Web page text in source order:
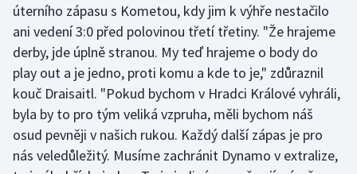
Plavání
Plážový volejbal
Ragby
Rychlobruslení
Rychlostní kanoistika
úterního zápasu s Kometou, kdy jim k výhře nestačilo
ani vedení 3:0 před polovinou třetí třetiny. "Že hrajeme
derby, jde úplně stranou. My teď hrajeme o body do
play out a je jedno, proti komu a kde to je," zdůraznil
kouč Draisaitl. "Pokud bychom v Hradci Králové vyhráli,
byla by to pro tým veliká vzpruha, měli bychom náš
osud pevněji v našich rukou. Každý další zápas je pro
nás veledůležitý. Musíme zachránit Dynamo v extralize,